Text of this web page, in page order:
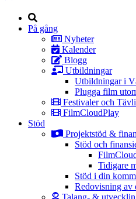
På gång
Nyheter
Kalender
Blogg
Utbildningar
Utbildningar i
Plugga film
Festivaler och
FilmCloudPlay
Stöd
Projektstöd &
Stöd och
Tidigare
Stöd i din
Redovisning av